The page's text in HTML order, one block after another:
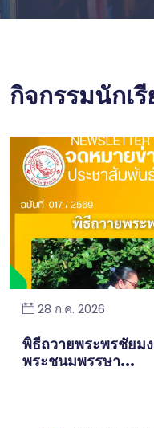
กิจกรรมนักเ
28 ก.ค. 2026
พิธีถวายพระพรชัยม
พระชนมพรรษา...